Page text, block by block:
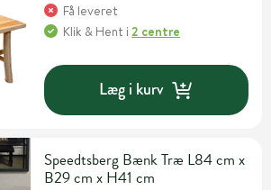
Få leveret
Klik & Hent i2 centre
Læg i kurv
Speedtsberg Bænk Træ L84 cm x
B29 cm x H41 cm